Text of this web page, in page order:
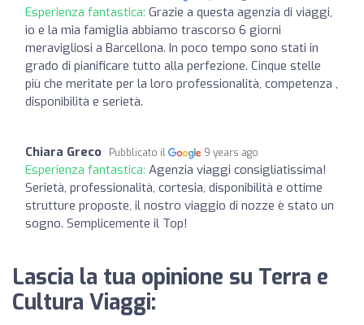
Esperienza fantastica: Grazie a questa agenzia di viaggi,
io e la mia famiglia abbiamo trascorso 6 giorni
meravigliosi a Barcellona. In poco tempo sono stati in
grado di pianificare tutto alla perfezione. Cinque stelle
più che meritate per la loro professionalità, competenza ,
disponibilità e serietà.
Chiara Greco Pubblicato il 9 years ago
Esperienza fantastica: Agenzia viaggi consigliatissima!
Serietà, professionalità, cortesia, disponibilità e ottime
strutture proposte, il nostro viaggio di nozze è stato un
sogno. Semplicemente il Top!
Lascia la tua opinione su Terra e
Cultura Viaggi: